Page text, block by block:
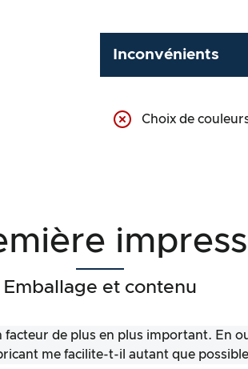
Inconvénients
Choix de
Emballage et contenu
facteur de plus en plus important.
me facilite-t-il autant que